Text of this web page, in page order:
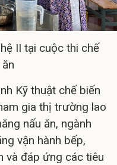
II tại cuộc thi chế
Kỹ thuật chế biến
gia thị trường lao
nấu ăn, ngành
vận hành bếp,
và đáp ứng các tiêu